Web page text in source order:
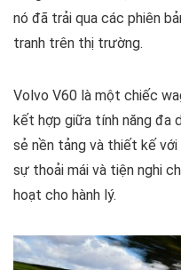
nó đã trải qua các phiên
tranh trên thị trường.
Volvo V60 là một chiếc
kết hợp giữa tính năng đa
sẻ nền tảng và thiết kế với
sự thoải mái và tiện nghi
hoạt cho hành lý.